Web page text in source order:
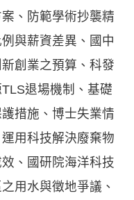
、防範學術抄襲精
與薪資差異、國中
創業之預算、科發
退場機制、基礎
措施、博士失業情
用科技解決廢棄物
、國研院海洋科技
用水與徵地爭議、